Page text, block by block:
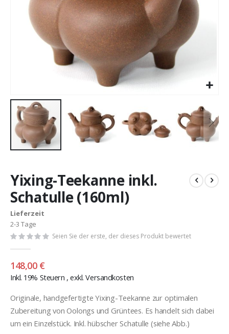
der
Bildergalerie
springen
Yixing-Teekanne inkl.
Schatulle (160ml)
Lieferzeit
2-3 Tage
Seien Sie der erste, der dieses Produkt bewertet
148,00 €
Inkl. 19% Steuern ,exkl.Versandkosten
Originale, handgefertigte Yixing-Teekanne zur optimalen
Zubereitung von Oolongs und Grüntees. Es handelt sich dabei
um ein Einzelstück. Inkl. hübscher Schatulle (siehe Abb.)